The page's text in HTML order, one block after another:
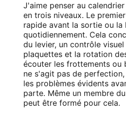
J'aime penser au
en trois niveaux. Le
rapide avant la sortie ou
quotidiennement. Cela
du levier, un contrôle
plaquettes et la rotation
écouter les frottements ou
ne s'agit pas de
les problèmes évidents
parte. Même un membre
peut être formé pour cela.